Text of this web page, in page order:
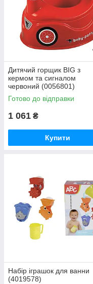
Дитячий горщик BIG з
кермом та сигналом
червоний (0056801)
Готово до відправки
1 061 ₴
Купити
Набiр iграшок для ванни
(4019578)